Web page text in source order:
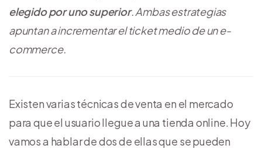
elegido por uno superior. Ambas estrategias
apuntan a incrementar el ticket medio de un e-
commerce.
Existen varias técnicas de venta en el mercado
para que el usuario llegue a una tienda online. Hoy
vamos a hablar de dos de ellas que se pueden